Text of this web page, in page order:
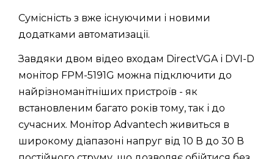
Сумісність з вже існуючими і новими
додатками автоматизації.
Завдяки двом відео входам DirectVGA і DVI-D
монітор FPM-5191G можна підключити до
найрізноманітніших пристроїв - як
встановленим багато років тому, так і до
сучасних. Монітор Advantech живиться в
широкому діапазоні напруг від 10 В до 30 В